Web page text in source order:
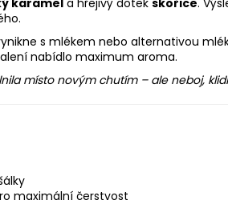
s mlékem nebo alternativou
nabídlo maximum aroma.
místo novým chutím – ale neboj,
maximální čerstvost